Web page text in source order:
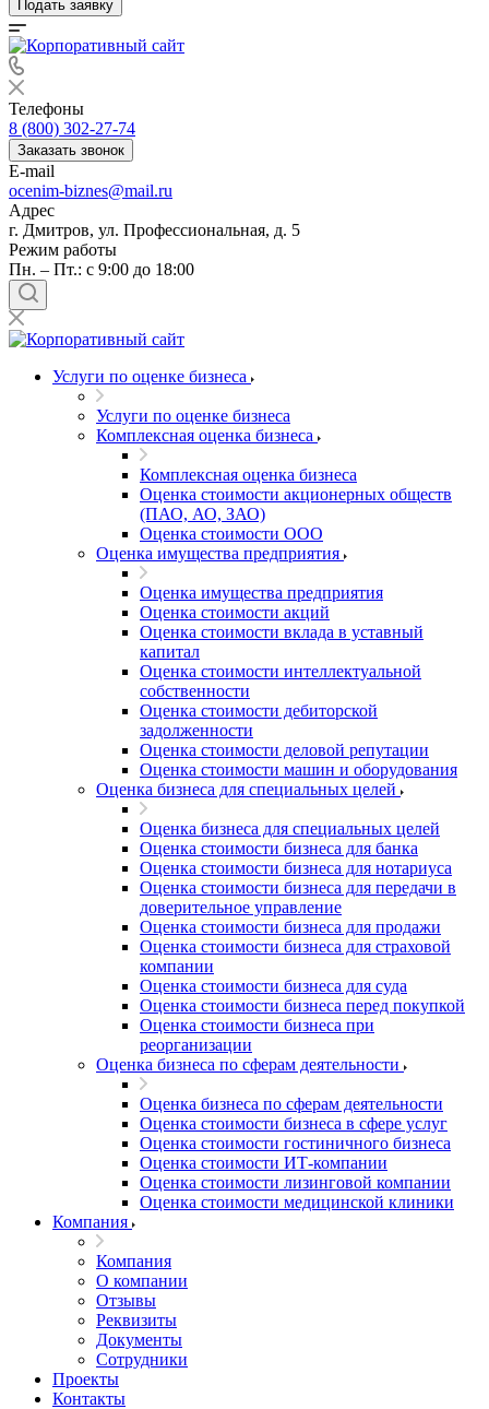
Подать заявку
Телефоны
8 (800) 302-27-74
Заказать звонок
E-mail
ocenim-biznes@mail.ru
Адрес
г. Дмитров, ул. Профессиональная, д. 5
Режим работы
Пн. – Пт.: с 9:00 до 18:00
Услуги по оценке бизнеса
Услуги по оценке бизнеса
Комплексная оценка бизнеса
Комплексная оценка бизнеса
Оценка стоимости акционерных обществ
(ПАО, АО, ЗАО)
Оценка стоимости ООО
Оценка имущества предприятия
Оценка имущества предприятия
Оценка стоимости акций
Оценка стоимости вклада в уставный
капитал
Оценка стоимости интеллектуальной
собственности
Оценка стоимости дебиторской
задолженности
Оценка стоимости деловой репутации
Оценка стоимости машин и оборудования
Оценка бизнеса для специальных целей
Оценка бизнеса для специальных целей
Оценка стоимости бизнеса для банка
Оценка стоимости бизнеса для нотариуса
Оценка стоимости бизнеса для передачи в
доверительное управление
Оценка стоимости бизнеса для продажи
Оценка стоимости бизнеса для страховой
компании
Оценка стоимости бизнеса для суда
Оценка стоимости бизнеса перед покупкой
Оценка стоимости бизнеса при
реорганизации
Оценка бизнеса по сферам деятельности
Оценка бизнеса по сферам деятельности
Оценка стоимости бизнеса в сфере услуг
Оценка стоимости гостиничного бизнеса
Оценка стоимости ИТ-компании
Оценка стоимости лизинговой компании
Оценка стоимости медицинской клиники
Компания
Компания
О компании
Отзывы
Реквизиты
Документы
Сотрудники
Проекты
Контакты